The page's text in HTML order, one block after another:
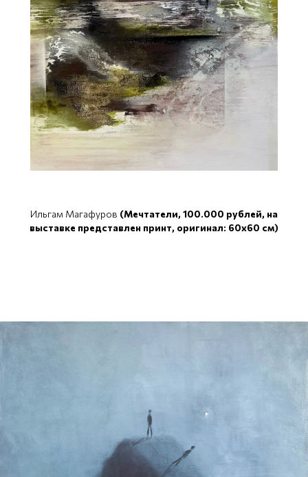
Ильгам Магафуров (Мечтатели, 100.000 рублей, на
выставке представлен принт, оригинал: 60x60 см)